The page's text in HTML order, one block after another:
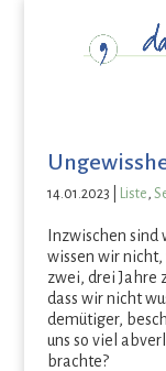
14.01.2023 Liste,
Inzwischen
wissen wir
zwei, drei Jahre
dass wir nicht
demütiger,
uns so viel
brachte?